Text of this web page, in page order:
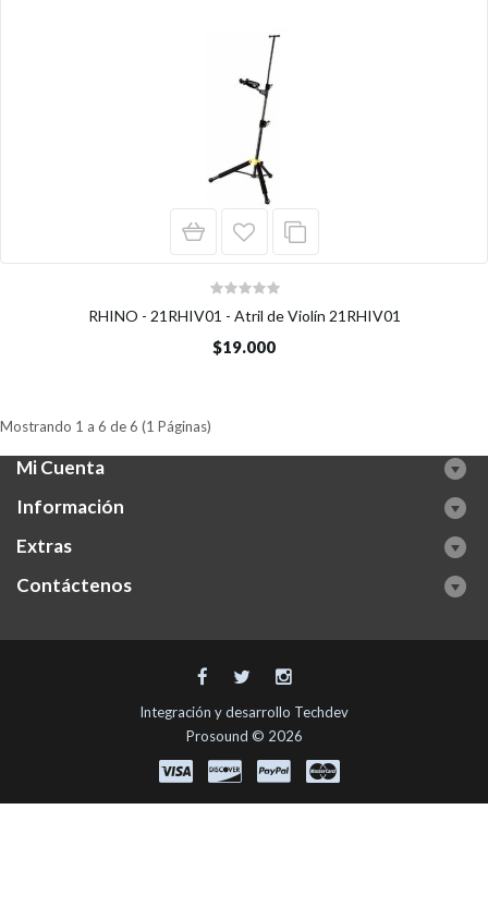
RHINO - 21RHIV01 - Atril de Violín 21RHIV01
$19.000
Mostrando 1 a 6 de 6 (1 Páginas)
Mi Cuenta
Información
Extras
Contáctenos
Integración y desarrollo Techdev
Prosound © 2026